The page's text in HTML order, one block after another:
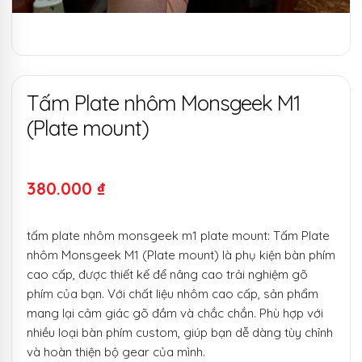
Tấm Plate nhôm Monsgeek M1
(Plate mount)
380.000 ₫
tấm plate nhôm monsgeek m1 plate mount: Tấm Plate
nhôm Monsgeek M1 (Plate mount) là phụ kiện bàn phím
cao cấp, được thiết kế để nâng cao trải nghiệm gõ
phím của bạn. Với chất liệu nhôm cao cấp, sản phẩm
mang lại cảm giác gõ đầm và chắc chắn. Phù hợp với
nhiều loại bàn phím custom, giúp bạn dễ dàng tùy chỉnh
và hoàn thiện bộ gear của mình.